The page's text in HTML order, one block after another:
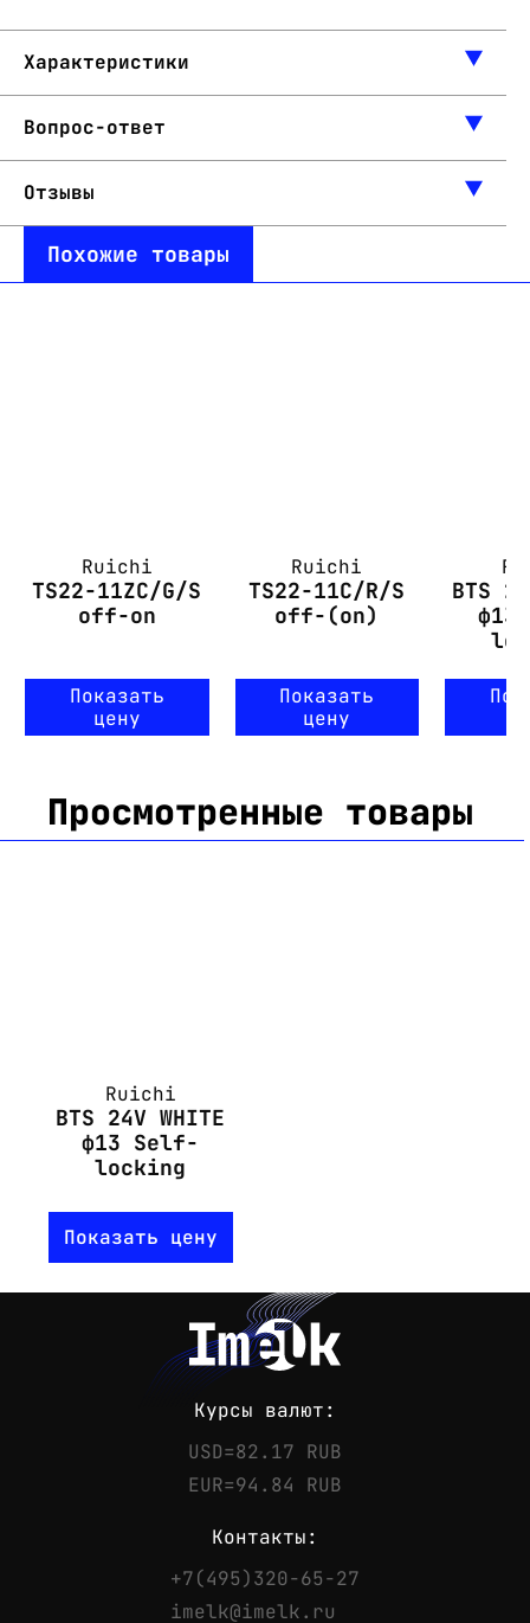
Контакты
Характеристики
Вопрос-ответ
Отзывы
Похожие товары
Ruichi
TS22-11ZC/G/S
off-on
Показать
цену
Ruichi
TS22-11C/R/S
off-(on)
Показать
цену
BTS
Просмотренные товары
Ruichi
BTS 24V WHITE
ф13 Self-
locking
Показать цену
Курсы валют:
USD=82.17 RUB
EUR=94.84 RUB
Контакты:
+7(495)320-65-27
imelk@imelk.ru